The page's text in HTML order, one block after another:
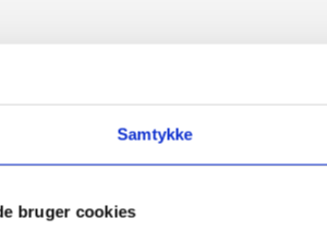
Samtykke
bruger cookies